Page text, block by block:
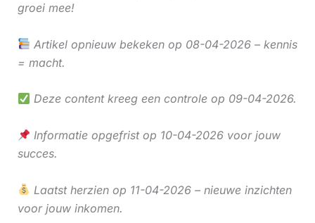
groei mee!
Artikel opnieuw bekeken op 08-04-2026 – kennis
= macht.
Deze content kreeg een controle op 09-04-2026.
Informatie opgefrist op 10-04-2026 voor jouw
succes.
Laatst herzien op 11-04-2026 – nieuwe inzichten
voor jouw inkomen.